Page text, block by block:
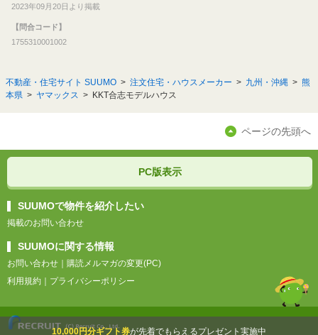
2023年09月20日より掲載
【問合コード】
1755310001002
不動産・住宅サイト SUUMO 注文住宅・ハウスメーカー 九州・沖縄
熊
本県
ヤマックス KKT合志モデルハウス
10,000円分ギフト券が先着でもらえるプレゼント実施中
ページの先頭へ
PC版表示
SUUMOで物件を紹介したい
掲載のお問い合わせ
SUUMOに関する情報
お問い合わせ ｜ 購読メルマガの変更(PC)
利用規約 ｜ プライバシーポリシー